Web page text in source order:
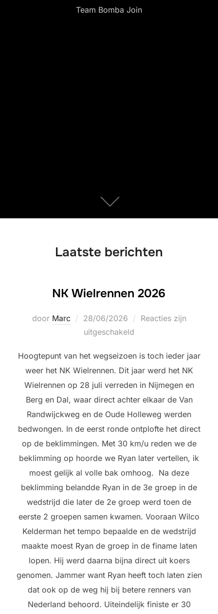
Team Bomba Join
Scroll
omlaag
Laatste berichten
NK Wielrennen 2026
door Marc
Geplaatst
op
28/06/2026
Reacties zijn
uitgeschakeld
Hoogtepunt van het wegseizoen is toch ieder jaar
weer het NK Wielrennen. Dit jaar werd het NK
Wielrennen op 28 juli verreden in Nijmegen en
Berg en Dal, waar direct achter elkaar de Van
Randwijckweg en de Oude Holleweg werden
bedwongen. In de eerst ronde ontplofte het direct
op de beklimmingen. Met 30 km/u reden we de
beklimming op hoorde we Ryan later vertellen, ik
moest gelijk al volle bak omhoog. Na deze
beklimming belandde Ryan in de 3e groep in de
wedstrijd die later de 2e groep werd toen de
eerste 2 groepen samen kwamen. Vooraan Wilco
Kelderman het tempo bepaalde en de wedstrijd
maakte moest Ryan de groep in de finame laten
lopen. Hij werd daarna bijna direct uit koers
genomen. Jammer want Ryan heeft toch laten zien
dat ook op de weg hij bij betere renners van
Nederland behoord. Uiteindelijk finiste er 30